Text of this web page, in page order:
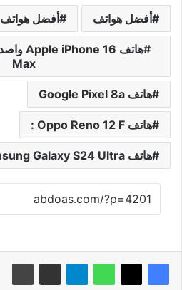
أفضل هواتف أفضل هواتف 2024
Max
هاتف Google Pixel 8a
هاتف Oppo Reno 12 F :
هاتف Samsung Galaxy S24 Ultra